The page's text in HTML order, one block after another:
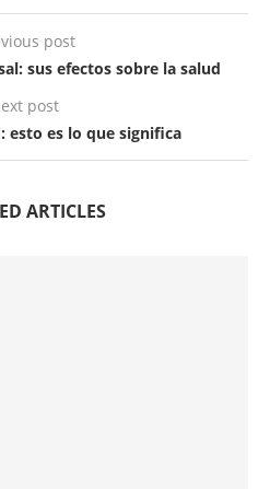
post
sus efectos sobre la salud
post
esto es lo que significa
ARTICLES